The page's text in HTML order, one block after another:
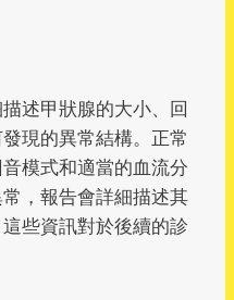
述甲狀腺的大小、回
現的異常結構。正常
模式和適當的血流分
，報告會詳細描述其
些資訊對於後續的診